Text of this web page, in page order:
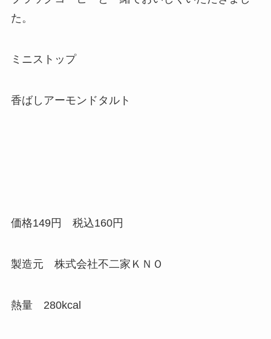
た。
ミニストップ
香ばしアーモンドタルト
価格149円 税込160円
製造元 株式会社不二家ＫＮＯ
熱量 280kcal